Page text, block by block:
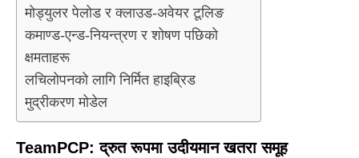
मोड्युलर पेलोड र क्लाउड-अवेयर टूलिङ
कमाण्ड-एन्ड-नियन्त्रण र शोषण पछिको
क्षमताहरू
लचिलोपनको लागि निर्मित हाइब्रिड
मुद्रीकरण मोडेल
TeamPCP: द्रुत रूपमा उदीयमान खतरा समूह